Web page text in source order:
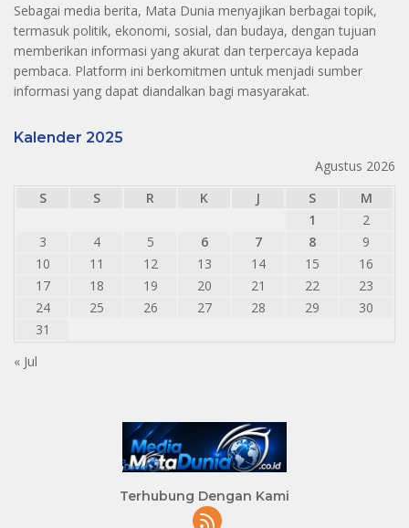
Sebagai media berita, Mata Dunia menyajikan berbagai topik,
termasuk politik, ekonomi, sosial, dan budaya, dengan tujuan
memberikan informasi yang akurat dan terpercaya kepada
pembaca. Platform ini berkomitmen untuk menjadi sumber
informasi yang dapat diandalkan bagi masyarakat.
Kalender 2025
Agustus 2026
S
S R K J S
M
1
2
3
4 5 6 7 8
9
10
11 12 13 14 15
16
17
18 19 20 21 22
23
24
25 26 27 28 29
30
31
« Jul
Terhubung Dengan Kami